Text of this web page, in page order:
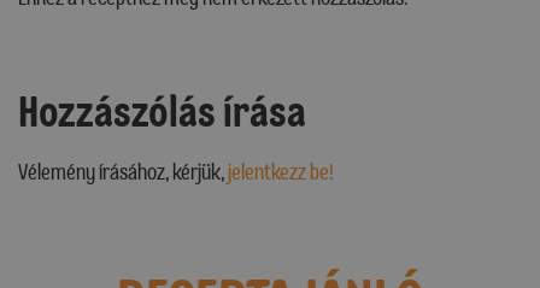
Hozzászólás írása
Vélemény írásához, kérjük,jelentkezz be!